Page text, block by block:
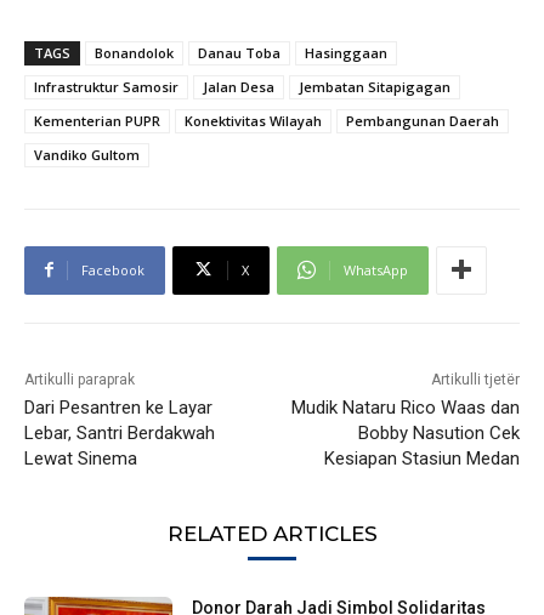
TAGS Bonandolok Danau Toba
Hasinggaan
Infrastruktur Samosir
Jalan Desa
Jembatan Sitapigagan
Kementerian PUPR
Konektivitas Wilayah
Pembangunan Daerah
Vandiko Gultom
Facebook X WhatsApp
Artikulli paraprak
Dari Pesantren ke Layar
Lebar, Santri Berdakwah
Lewat Sinema
Artikulli tjetër
Mudik Nataru Rico Waas dan
Bobby Nasution Cek
Kesiapan Stasiun Medan
RELATED ARTICLES
Donor Darah Jadi Simbol Solidaritas